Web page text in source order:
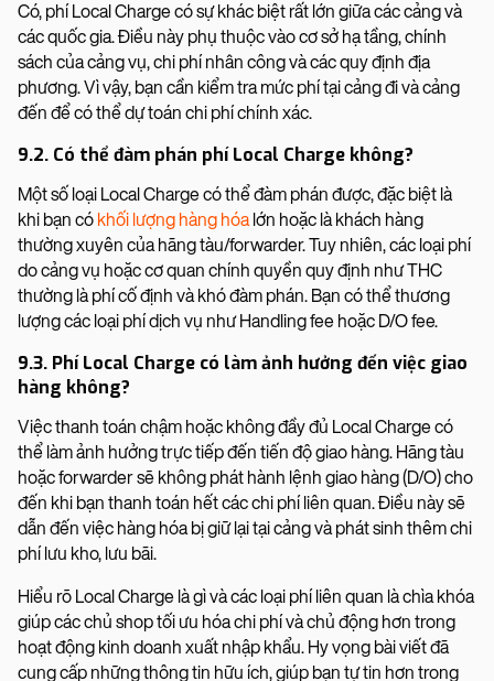
Có, phí Local Charge có sự khác biệt rất lớn giữa các cảng và
các quốc gia. Điều này phụ thuộc vào cơ sở hạ tầng, chính
sách của cảng vụ, chi phí nhân công và các quy định địa
phương. Vì vậy, bạn cần kiểm tra mức phí tại cảng đi và cảng
đến để có thể dự toán chi phí chính xác.
9.2. Có thể đàm phán phí Local Charge không?
Một số loại Local Charge có thể đàm phán được, đặc biệt là
khi bạn có khối lượng hàng hóalớn hoặc là khách hàng
thường xuyên của hãng tàu/forwarder. Tuy nhiên, các loại phí
do cảng vụ hoặc cơ quan chính quyền quy định như THC
thường là phí cố định và khó đàm phán. Bạn có thể thương
lượng các loại phí dịch vụ như Handling fee hoặc D/O fee.
9.3. Phí Local Charge có làm ảnh hưởng đến việc giao
hàng không?
Việc thanh toán chậm hoặc không đầy đủ Local Charge có
thể làm ảnh hưởng trực tiếp đến tiến độ giao hàng. Hãng tàu
hoặc forwarder sẽ không phát hành lệnh giao hàng (D/O) cho
đến khi bạn thanh toán hết các chi phí liên quan. Điều này sẽ
dẫn đến việc hàng hóa bị giữ lại tại cảng và phát sinh thêm chi
phí lưu kho, lưu bãi.
Hiểu rõ Local Charge là gì và các loại phí liên quan là chìa khóa
giúp các chủ shop tối ưu hóa chi phí và chủ động hơn trong
hoạt động kinh doanh xuất nhập khẩu. Hy vọng bài viết đã
cung cấp những thông tin hữu ích, giúp bạn tự tin hơn trong